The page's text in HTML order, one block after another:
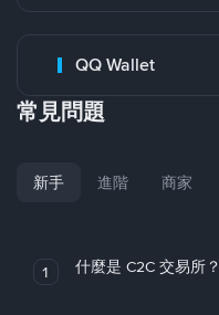
QQ Wallet
常見問題
新手 進階 商家
1 什麼是 C2C 交易所？